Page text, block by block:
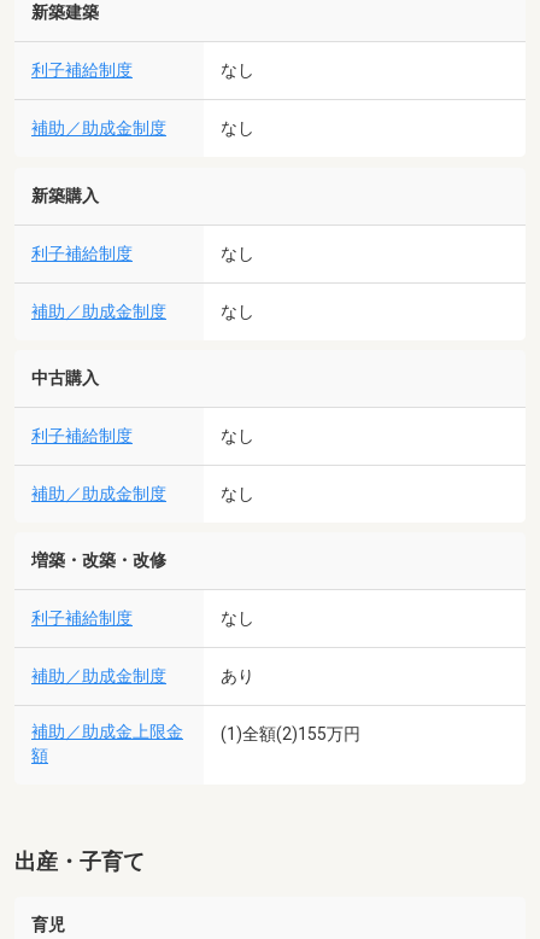
新築建築
利子補給制度 なし
補助／助成金制度 なし
新築購入
利子補給制度 なし
補助／助成金制度 なし
中古購入
利子補給制度 なし
補助／助成金制度 なし
増築・改築・改修
利子補給制度 なし
補助／助成金制度 あり
補助／助成金上限金
額
(1)全額(2)155万円
出産・子育て
育児